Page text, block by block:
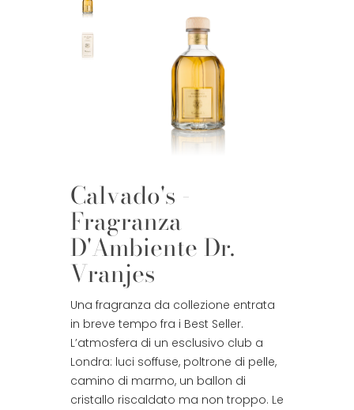
Calvado's -
Fragranza
D'Ambiente Dr.
Vranjes
Una fragranza da collezione entrata
in breve tempo fra i Best Seller.
L’atmosfera di un esclusivo club a
Londra: luci soffuse, poltrone di pelle,
camino di marmo, un ballon di
cristallo riscaldato ma non troppo. Le